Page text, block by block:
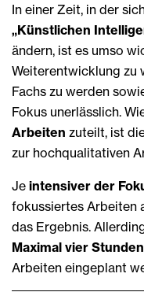
In einer Zeit, in der
„Künstlichen
ändern, ist es umso
Weiterentwicklung zu
Fachs zu werden
Fokus unerlässlich.
Arbeiten zuteilt, ist
zur hochqualitativen
Je intensiver der
fokussiertes Arbeiten
das Ergebnis.
Maximal vier Stunden
Arbeiten eingeplant